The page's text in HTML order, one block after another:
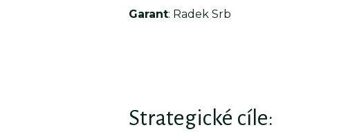
Garant: Radek Srb
Strategické cíle: